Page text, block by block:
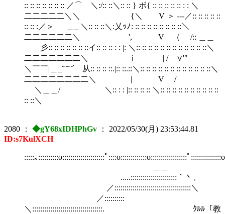
:: :: :: :: :: :: :: ／⌒ ＼:/:: ::＼:: :: } ボ{ :: :: :: :: :: : : ＼
二二二二二＼＼ {＼ V ＞ ---／:: :: :: :: ::
:: :: :／＞ ＿_ ＼:: :: ::＼:乂ｯﾉ : :: :: :: :: :: :: :: ::＼
二二二二二二＼ ', V （ /:: ＿＿
＿＿彡:: :: :: :: :: :: ::イ:: :: :: : : |: ＼:: :: :: :: :: :: :: :: :: :: :: ::＼
二二二二二二二＼ ｉ | / ∨'"
＼￣￣|＿_¨¨¨¨´ 从:: :: :: ::.|:: ::.::＼:: :: :: :: :: :: :: :: :: :: :: ::＼
二二二二二二二二＼ | V /
＼＿＿/ ＼:: : : |:: :: :: :: ＼:: :: :: :: :: :: :: :: :: ::
:: ::＼
2080 ： ◆gY68xIDHPhGv ： 2022/05/30(月) 23:53:44.81
ID:s7KulXCH
:::::｡::::::::::o:::::::::::::::::::::ﾟ::::o:::::::::::::o::::::::::::::::::ﾟ
.....:::::::::::::::::::::::｀丶、
／::::::::::::::::::::::::::::::::::::::＼
／::::::::::
＼:::::::::::::::::::::::::::::::::::. ｸﾙﾙ「教